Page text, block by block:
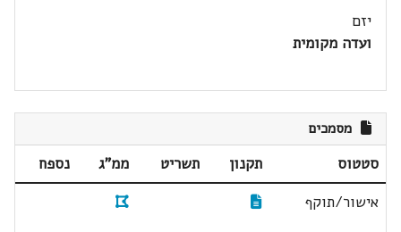
יזם
ועדה מקומית
מסמכים
סטטוס תקנון תשריט ממ"ג
נספח
אישור/תוקף